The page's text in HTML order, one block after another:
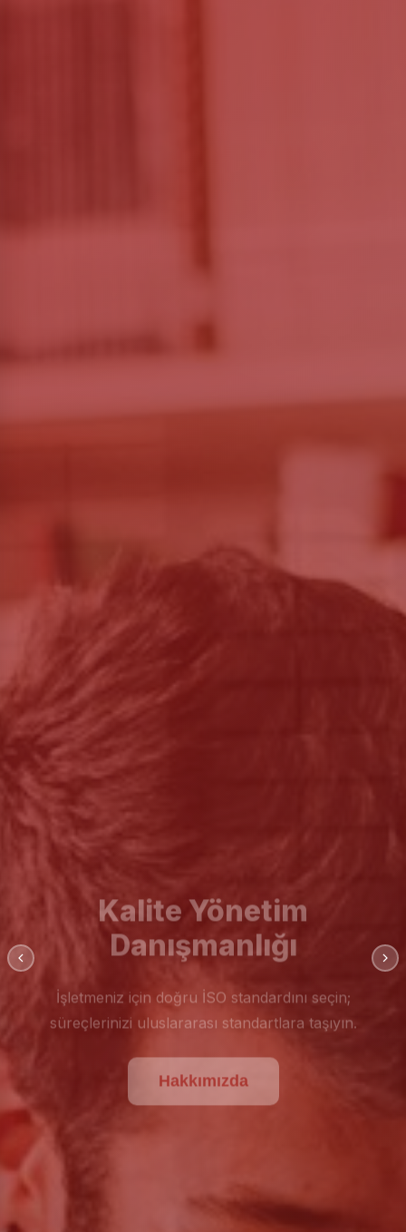
Kalite Yönetim
Danışmanlığı
İşletmeniz için doğru İSO standardını seçin;
süreçlerinizi uluslararası standartlara taşıyın.
Hakkımızda